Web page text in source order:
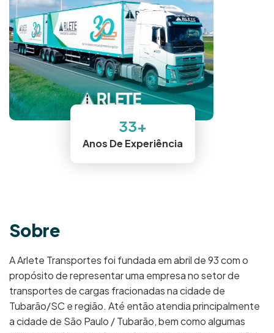
Sobre
A Arlete Transportes foi fundada em abril de 93 com o
propósito de representar uma empresa no setor de
transportes de cargas fracionadas na cidade de
Tubarão/SC e região. Até então atendia principalmente
a cidade de São Paulo / Tubarão, bem como algumas
33+
Anos De Experiência